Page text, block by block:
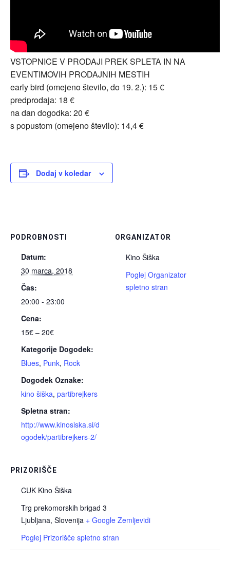
VSTOPNICE V PRODAJI PREK SPLETA IN NA
EVENTIMOVIH PRODAJNIH MESTIH
early bird (omejeno število, do 19. 2.): 15 €
predprodaja: 18 €
na dan dogodka: 20 €
s popustom (omejeno število): 14,4 €
Dodaj v koledar
PODROBNOSTI
Datum:
30 marca, 2018
Čas:
20:00 - 23:00
Cena:
15€ – 20€
Kategorije Dogodek:
Blues, Punk, Rock
Dogodek Oznake:
kino šiška, partibrejkers
Spletna stran:
http://www.kinosiska.si/d
ogodek/partibrejkers-2/
PRIZORIŠČE
CUK Kino Šiška
Trg prekomorskih brigad 3
Ljubljana, Slovenija + Google Zemljevidi
Poglej Prizorišče spletno stran
ORGANIZATOR
Kino Šiška
Poglej Organizator
spletno stran